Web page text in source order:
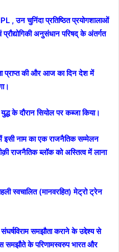
, उन चुनिंदा प्रतिष्ठित प्रयोगशालाओं
अनुसंधान परिषद् के अंतर्गत
प्राप्त की और आज का दिन देश में
के दौरान सियोल पर कब्जा किया।
नाम का एक राजनैतिक सम्मेलन
राजनैतिक ब्लॉक को अस्तित्व में लाना
स्वचालित (मानवरहित) मेट्रो ट्रेन
समझौता कराने के उद्देश्य से
के परिणामस्वरुप भारत और